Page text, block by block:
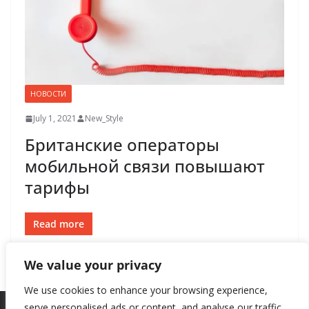
We value your privacy
We use cookies to enhance your browsing experience,
НОВОСТИ
July 1, 2021 New_Style
Британские операторы
мобильной связи повышают
тарифы
Read more